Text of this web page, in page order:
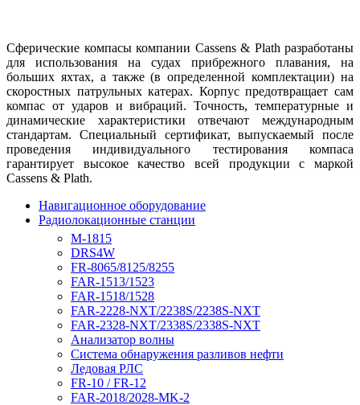
Сферические компасы компании Cassens & Plath разработаны
для использования на судах прибрежного плавания, на
больших яхтах, а также (в определенной комплектации) на
скоростных патрульных катерах. Корпус предотвращает сам
компас от ударов и вибраций. Точность, температурные и
динамические характеристики отвечают международным
стандартам. Специальный сертификат, выпускаемый после
проведения индивидуального тестирования компаса
гарантирует высокое качество всей продукции с маркой
Cassens & Plath.
Навигационное оборудование
Радиолокационные станции
M-1815
DRS4W
FR-8065/8125/8255
FAR-1513/1523
FAR-1518/1528
FAR-2228-NXT/2238S/2238S-NXT
FAR-2328-NXT/2338S/2338S-NXT
Анализатор волны
Система обнаружения разливов нефти
Ледовая РЛС
FR-10 / FR-12
FAR-2018/2028-MK-2